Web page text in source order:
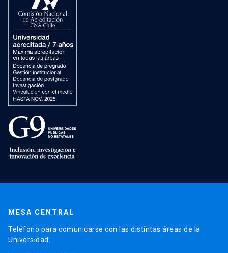
MESA CENTRAL
Teléfono para comunicarse con las distintas áreas de la
Universidad.